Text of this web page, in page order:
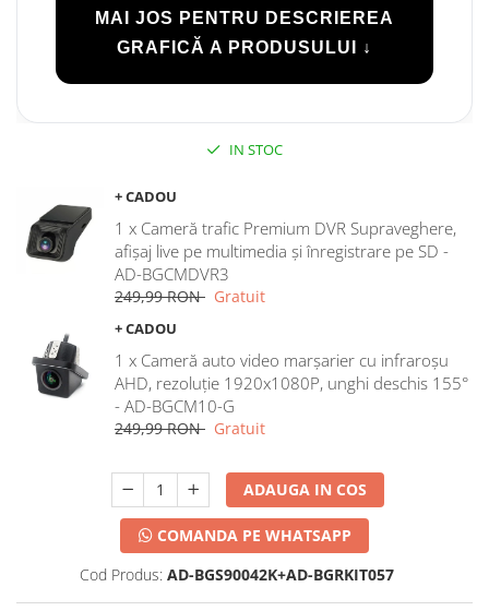
MAI JOS PENTRU DESCRIEREA
GRAFICĂ A PRODUSULUI ↓
IN STOC
+ CADOU
1 x Cameră trafic Premium DVR Supraveghere,
afișaj live pe multimedia și înregistrare pe SD -
AD-BGCMDVR3
249,99 RON Gratuit
+ CADOU
1 x Cameră auto video marșarier cu infraroșu
AHD, rezoluție 1920x1080P, unghi deschis 155°
- AD-BGCM10-G
249,99 RON Gratuit
ADAUGA IN COS
COMANDA PE WHATSAPP
Cod Produs: AD-BGS90042K+AD-BGRKIT057